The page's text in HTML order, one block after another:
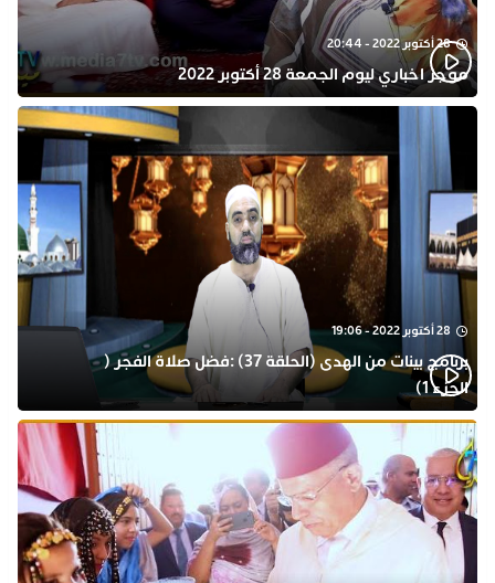
28 أكتوبر 2022 - 20:44
موجز اخباري ليوم الجمعة 28 أكتوبر 2022
28 أكتوبر 2022 - 19:06
برنامج بينات من الهدى (الحلقة 37) :فضل صلاة الفجر (
الجزء 1)